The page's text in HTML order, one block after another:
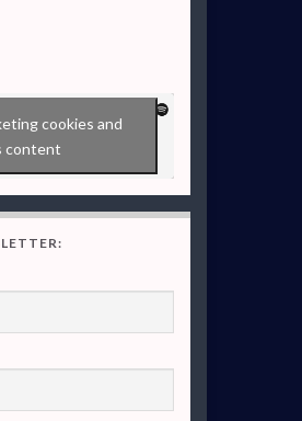
cookies and
content